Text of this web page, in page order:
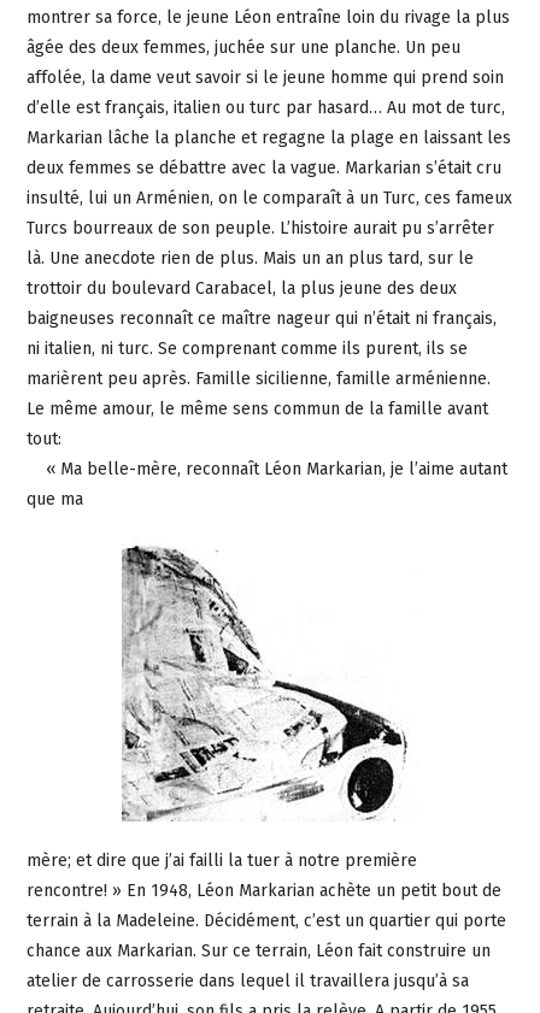
montrer sa force, le jeune Léon entraîne loin du rivage la plus
âgée des deux femmes, juchée sur une planche. Un peu
affolée, la dame veut savoir si le jeune homme qui prend soin
d’elle est français, italien ou turc par hasard… Au mot de turc,
Markarian lâche la planche et regagne la plage en laissant les
deux femmes se débattre avec la vague. Markarian s’était cru
insulté, lui un Arménien, on le comparaît à un Turc, ces fameux
Turcs bourreaux de son peuple. L’histoire aurait pu s’arrêter
là. Une anecdote rien de plus. Mais un an plus tard, sur le
trottoir du boulevard Carabacel, la plus jeune des deux
baigneuses reconnaît ce maître nageur qui n’était ni français,
ni italien, ni turc. Se comprenant comme ils purent, ils se
marièrent peu après. Famille sicilienne, famille arménienne.
Le même amour, le même sens commun de la famille avant
tout:
« Ma belle-mère, reconnaît Léon Markarian, je l’aime autant
que ma
mère; et dire que j’ai failli la tuer à notre première
rencontre! » En 1948, Léon Markarian achète un petit bout de
terrain à la Madeleine. Décidément, c’est un quartier qui porte
chance aux Markarian. Sur ce terrain, Léon fait construire un
atelier de carrosserie dans lequel il travaillera jusqu’à sa